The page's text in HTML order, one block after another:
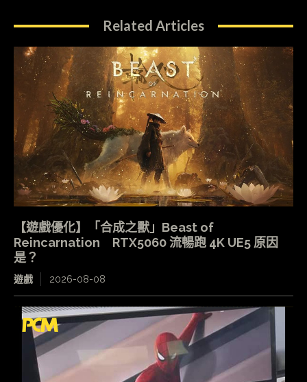
Related Articles
【遊戲優化】「合成之獸」Beast of
Reincarnation RTX5060 流暢跑 4K UE5 原因
是？
遊戲 2026-08-08